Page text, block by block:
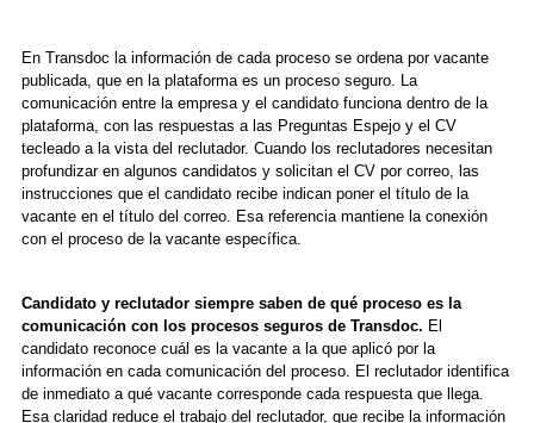
En Transdoc la información de cada proceso se ordena por vacante
publicada, que en la plataforma es un proceso seguro. La
comunicación entre la empresa y el candidato funciona dentro de la
plataforma, con las respuestas a las Preguntas Espejo y el CV
tecleado a la vista del reclutador. Cuando los reclutadores necesitan
profundizar en algunos candidatos y solicitan el CV por correo, las
instrucciones que el candidato recibe indican poner el título de la
vacante en el título del correo. Esa referencia mantiene la conexión
con el proceso de la vacante específica.
Candidato y reclutador siempre saben de qué proceso es la
comunicación con los procesos seguros de Transdoc. El
candidato reconoce cuál es la vacante a la que aplicó por la
información en cada comunicación del proceso. El reclutador identifica
de inmediato a qué vacante corresponde cada respuesta que llega.
Esa claridad reduce el trabajo del reclutador, que recibe la información